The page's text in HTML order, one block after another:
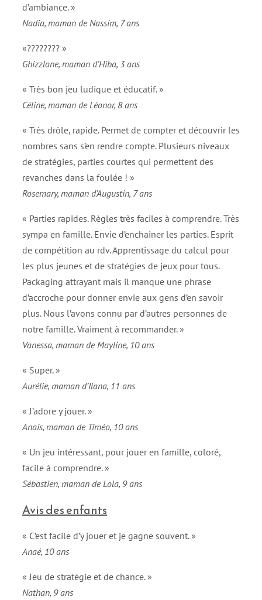
d’ambiance. »
Nadia, maman de Nassim, 7 ans
«???????? »
Ghizzlane, maman d’Hiba, 3 ans
« Très bon jeu ludique et éducatif. »
Céline, maman de Léonor, 8 ans
« Très drôle, rapide. Permet de compter et découvrir les
nombres sans s’en rendre compte. Plusieurs niveaux
de stratégies, parties courtes qui permettent des
revanches dans la foulée ! »
Rosemary, maman d’Augustin, 7 ans
« Parties rapides. Règles très faciles à comprendre. Très
sympa en famille. Envie d’enchaîner les parties. Esprit
de compétition au rdv. Apprentissage du calcul pour
les plus jeunes et de stratégies de jeux pour tous.
Packaging attrayant mais il manque une phrase
d’accroche pour donner envie aux gens d’en savoir
plus. Nous l’avons connu par d’autres personnes de
notre famille. Vraiment à recommander. »
Vanessa, maman de Mayline, 10 ans
« Super. »
Aurélie, maman d’Ilana, 11 ans
« J’adore y jouer. »
Anais, maman de Timéo, 10 ans
« Un jeu intéressant, pour jouer en famille, coloré,
facile à comprendre. »
Sébastien, maman de Lola, 9 ans
Avis des enfants
« C’est facile d’y jouer et je gagne souvent. »
Anaé, 10 ans
« Jeu de stratégie et de chance. »
Nathan, 9 ans